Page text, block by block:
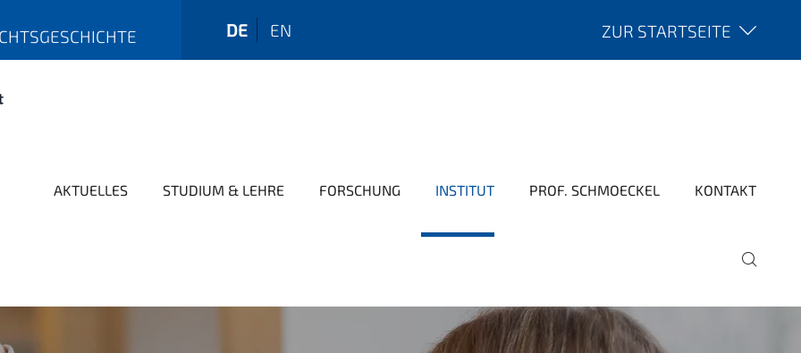
DE EN ZUR STARTSEITE
AKTUELLES STUDIUM & LEHRE FORSCHUNG INSTITUT PROF. SCHMOECKEL KONTAKT